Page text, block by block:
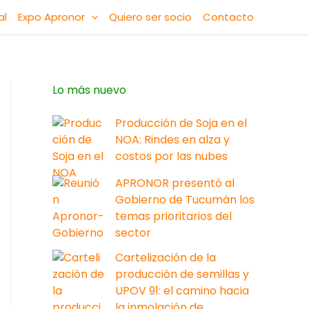
Expo Apronor Quiero ser socio Contacto
Lo más nuevo
Producción de Soja en el
NOA: Rindes en alza y
costos por las nubes
APRONOR presentó al
Gobierno de Tucumán los
temas prioritarios del
sector
Cartelización de la
producción de semillas y
UPOV 91: el camino hacia